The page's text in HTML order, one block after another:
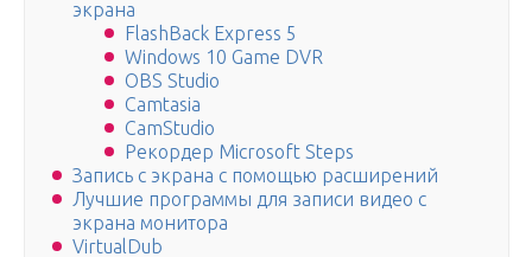
экрана
FlashBack Express 5
Windows 10 Game DVR
OBS Studio
Camtasia
CamStudio
Рекордер Microsoft Steps
Запись с экрана с помощью расширений
Лучшие программы для записи видео с
экрана монитора
VirtualDub